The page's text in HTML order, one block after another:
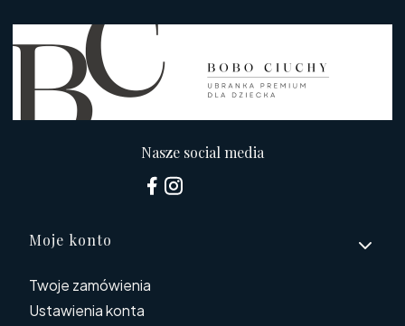
Nasze social media
Linki w stopce
Moje konto
Twoje zamówienia
Ustawienia konta